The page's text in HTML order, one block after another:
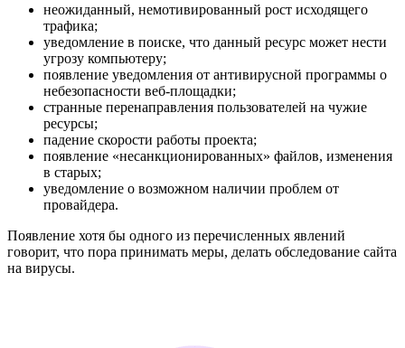
неожиданный, немотивированный рост исходящего
трафика;
уведомление в поиске, что данный ресурс может нести
угрозу компьютеру;
появление уведомления от антивирусной программы о
небезопасности веб-площадки;
странные перенаправления пользователей на чужие
ресурсы;
падение скорости работы проекта;
появление «несанкционированных» файлов, изменения
в старых;
уведомление о возможном наличии проблем от
провайдера.
Появление хотя бы одного из перечисленных явлений
говорит, что пора принимать меры, делать обследование сайта
на вирусы.